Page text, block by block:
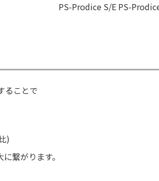
PS-Prodice S/E PS-
ることで
)
繋がります。